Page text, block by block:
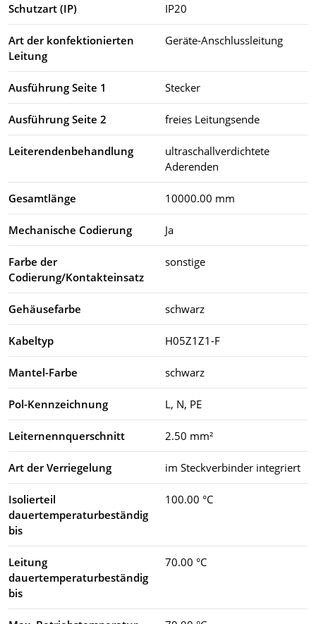
Schutzart (IP) IP20
Art der konfektionierten
Leitung
Geräte-Anschlussleitung
Ausführung Seite 1 Stecker
Ausführung Seite 2 freies Leitungsende
Leiterendenbehandlung
ultraschallverdichtete
Aderenden
Gesamtlänge 10000.00 mm
Mechanische Codierung Ja
Farbe der
Codierung/Kontakteinsatz
sonstige
Gehäusefarbe schwarz
Kabeltyp H05Z1Z1-F
Mantel-Farbe schwarz
Pol-Kennzeichnung L, N, PE
Leiternennquerschnitt 2.50 mm²
Art der Verriegelung im Steckverbinder integriert
Isolierteil
dauertemperaturbeständig
bis
100.00 °C
Leitung
dauertemperaturbeständig
bis
70.00 °C